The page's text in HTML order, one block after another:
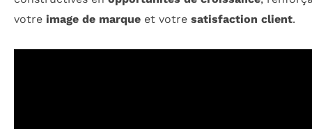
votre image de marque et votre satisfaction client.